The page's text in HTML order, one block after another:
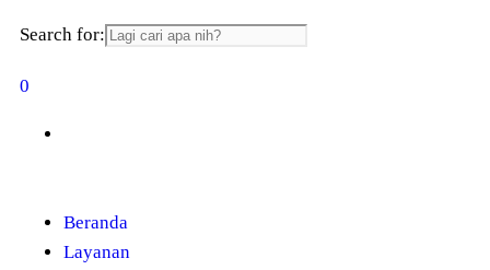
Search for:
0
Beranda
Layanan